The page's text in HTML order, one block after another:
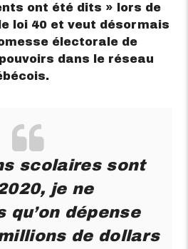
ont été dits » lors de
loi 40 et veut désormais
électorale de
dans le réseau
scolaires sont
je ne
qu’on dépense
de dollars